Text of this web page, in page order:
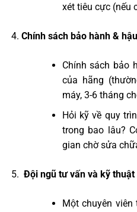
xét tiêu cực (nếu
Chính sách bảo hành &
Chính sách bảo
của hãng
máy, 3-6 tháng
Hỏi kỹ về quy
trong bao lâu?
gian chờ sửa
Đội ngũ tư vấn và kỹ
Một chuyên